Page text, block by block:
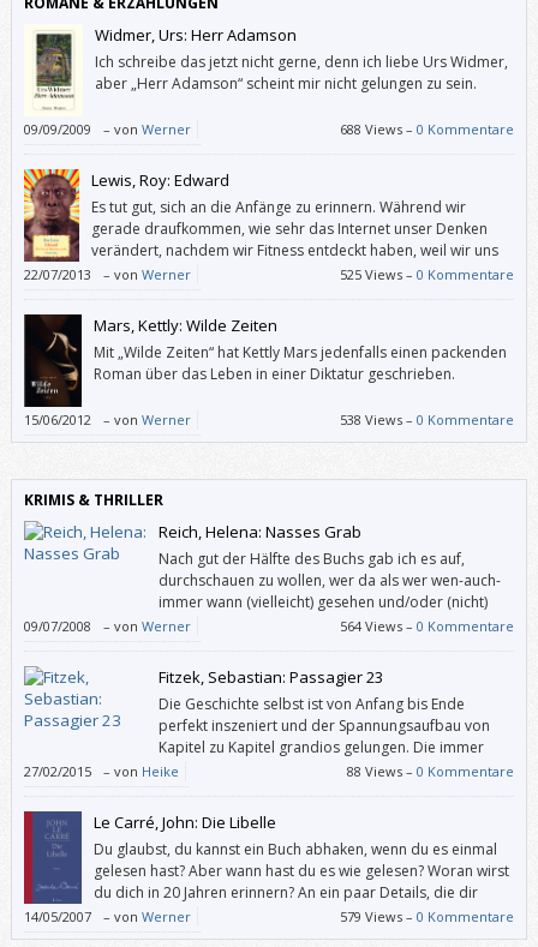
Widmer, Urs: Herr Adamson
Ich schreibe das jetzt nicht gerne, denn ich liebe Urs Widmer,
aber „Herr Adamson“ scheint mir nicht gelungen zu sein.
09/09/2009 – von Werner 688 Views –0 Kommentare
Lewis, Roy: Edward
Es tut gut, sich an die Anfänge zu erinnern. Während wir
gerade draufkommen, wie sehr das Internet unser Denken
verändert, nachdem wir Fitness entdeckt haben, weil wir uns
in der Arbeit nicht mehr oder ungesund bewegen, tut es gut,
sich zu besinnen, wie das alles begann und wo wir herkommen. – Von
den Bäumen.
22/07/2013 – von Werner 525 Views –0 Kommentare
Mars, Kettly: Wilde Zeiten
Mit „Wilde Zeiten“ hat Kettly Mars jedenfalls einen packenden
Roman über das Leben in einer Diktatur geschrieben.
15/06/2012 – von Werner 538 Views –0 Kommentare
KRIMIS & THRILLER
Reich, Helena: Nasses Grab
Nach gut der Hälfte des Buchs gab ich es auf,
durchschauen zu wollen, wer da als wer wen-auch-
immer wann (vielleicht) gesehen und/oder (nicht)
gesprochen hat. Mein Interesse, wer wen ermordet
hat, hielt zwar länger vor, aber denn doch nicht bis zum Schluss.
09/07/2008 – von Werner 564 Views –0 Kommentare
Fitzek, Sebastian: Passagier 23
Die Geschichte selbst ist von Anfang bis Ende
perfekt inszeniert und der Spannungsaufbau von
Kapitel zu Kapitel grandios gelungen. Die immer
neuen und unerwarteten Wendungen in der Story
lassen den Nervenkitzel dramatisch ansteigen, und kaum glaubt man,
den Täter erraten zu haben, war man schon wieder auf einer falschen
Fährte.
27/02/2015 – von Heike 88 Views –0 Kommentare
Le Carré, John: Die Libelle
Du glaubst, du kannst ein Buch abhaken, wenn du es einmal
gelesen hast? Aber wann hast du es wie gelesen? Woran wirst
du dich in 20 Jahren erinnern? An ein paar Details, die dir
dann unwichtig vorkommen? Was bleibt von all dem Kultur-
Konsum: ein paar “falsche“ Erinnerungen?
14/05/2007 – von Werner 579 Views –0 Kommentare